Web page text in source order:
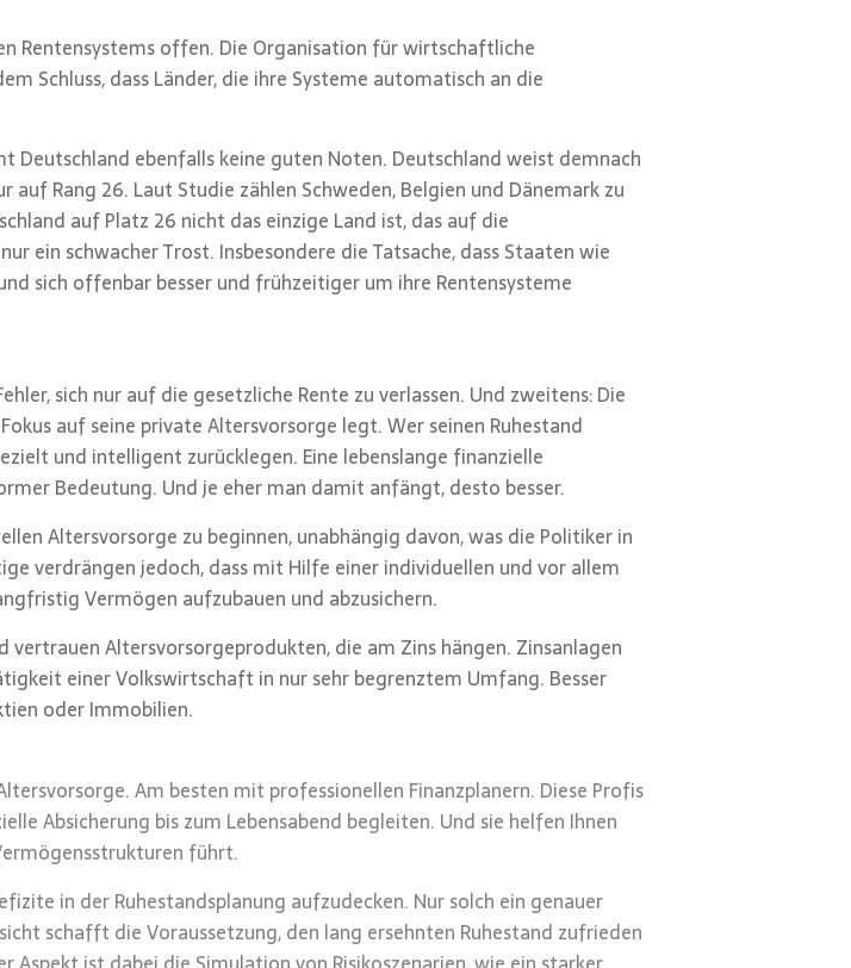
Rentensystems offen. Die Organisation für wirtschaftliche
Schluss, dass Länder, die ihre Systeme automatisch an die
Deutschland ebenfalls keine guten Noten. Deutschland weist demnach
Rang 26. Laut Studie zählen Schweden, Belgien und Dänemark zu
auf Platz 26 nicht das einzige Land ist, das auf die
ein schwacher Trost. Insbesondere die Tatsache, dass Staaten wie
sich offenbar besser und frühzeitiger um ihre Rentensysteme
sich nur auf die gesetzliche Rente zu verlassen. Und zweitens: Die
auf seine private Altersvorsorge legt. Wer seinen Ruhestand
und intelligent zurücklegen. Eine lebenslange finanzielle
Bedeutung. Und je eher man damit anfängt, desto besser.
Altersvorsorge zu beginnen, unabhängig davon, was die Politiker in
verdrängen jedoch, dass mit Hilfe einer individuellen und vor allem
Vermögen aufzubauen und abzusichern.
Altersvorsorgeprodukten, die am Zins hängen. Zinsanlagen
einer Volkswirtschaft in nur sehr begrenztem Umfang. Besser
oder Immobilien.
Am besten mit professionellen Finanzplanern. Diese Profis
Absicherung bis zum Lebensabend begleiten. Und sie helfen Ihnen
führt.
in der Ruhestandsplanung aufzudecken. Nur solch ein genauer
schafft die Voraussetzung, den lang ersehnten Ruhestand zufrieden